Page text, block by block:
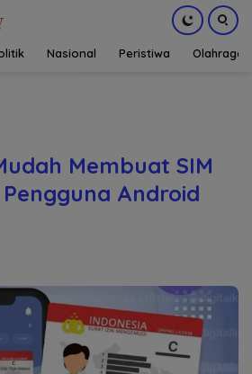
Nasional Peristiwa Olahraga
Membuat SIM
Android